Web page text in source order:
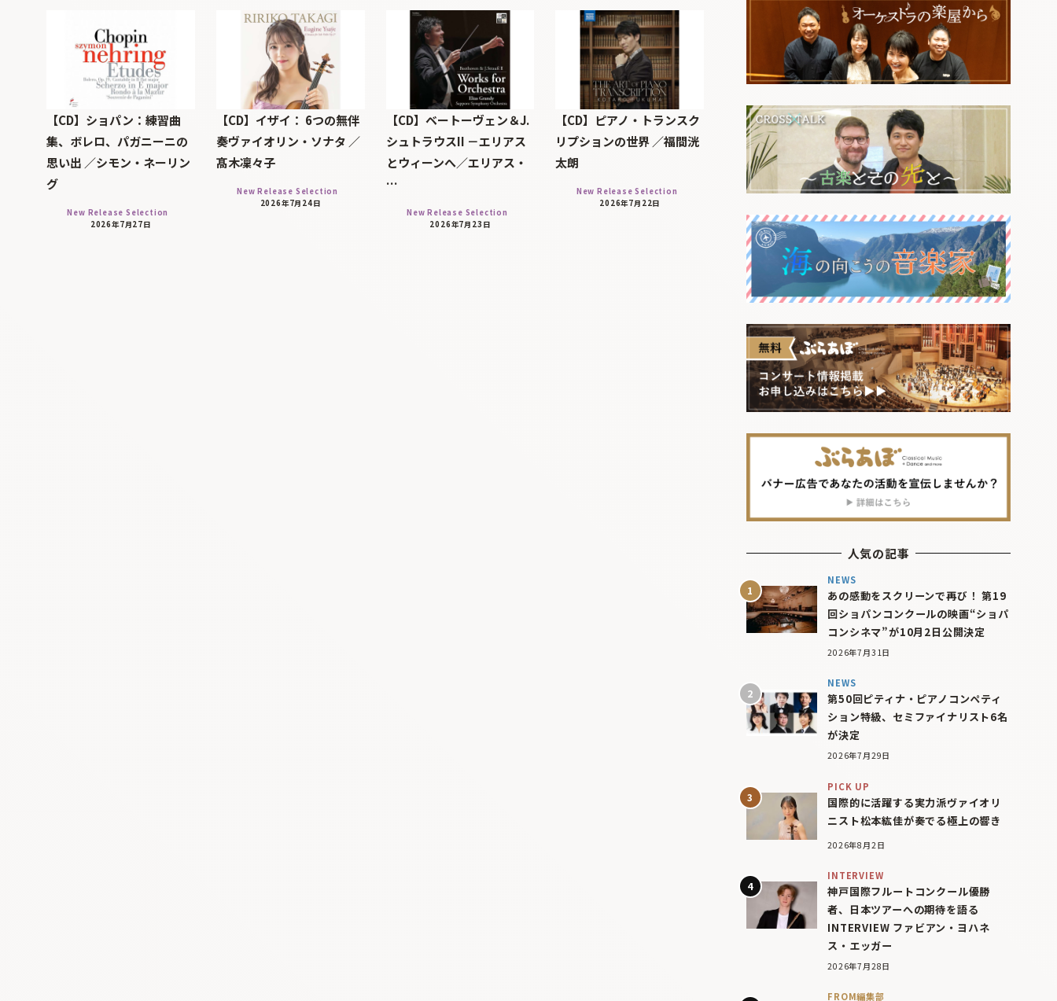
【CD】ショパン：練習曲
集、ボレロ、パガニーニの
思い出 ／シモン・ネーリン
グ
New Release Selection
2026年7月27日
【CD】イザイ： 6つの無伴
奏ヴァイオリン・ソナタ ／
髙木凜々子
New Release Selection
2026年7月24日
【CD】ベートーヴェン＆J.
シュトラウスII －エリアス
とウィーンへ／エリアス・
…
New Release Selection
2026年7月23日
【CD】ピアノ・トランスク
リプションの世界 ／福間洸
太朗
New Release Selection
2026年7月22日
人気の記事
NEWS
あの感動をスクリーンで再び！ 第19
回ショパンコンクールの映画“ショパ
コンシネマ”が10月2日公開決定
2026年7月31日
NEWS
第50回ピティナ・ピアノコンペティ
ション特級、セミファイナリスト6名
が決定
2026年7月29日
PICK UP
国際的に活躍する実力派ヴァイオリ
ニスト松本紘佳が奏でる極上の響き
2026年8月2日
INTERVIEW
神戸国際フルートコンクール優勝
者、日本ツアーへの期待を語る
INTERVIEW ファビアン・ヨハネ
ス・エッガー
2026年7月28日
FROM編集部